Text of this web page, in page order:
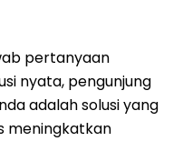
pertanyaan
nyata, pengunjung
adalah solusi yang
meningkatkan